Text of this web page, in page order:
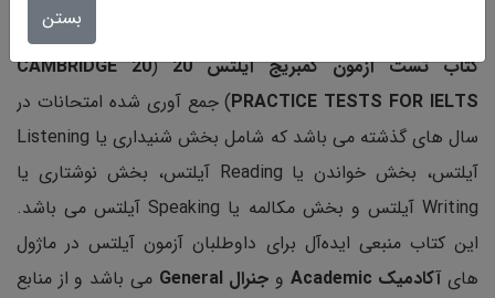
کتاب‌ تست آزمون کمبریج آیلتس 20 (
20
CAMBRIDGE
PRACTICE TESTS FOR IELTS) جمع آوری شده امتحانات در
سال های گذشته می باشد که شامل بخش شنیداری یا Listening
آیلتس، بخش خواندن یا Reading آیلتس، بخش نوشتاری یا
Writing آیلتس و بخش مکالمه یا Speaking آیلتس می باشد.
این کتاب‌ منبعی ایده‌آل برای داوطلبان آزمون آیلتس در ماژول
های آکادمیک Academic و جنرال General می باشد و از منابع
بستن